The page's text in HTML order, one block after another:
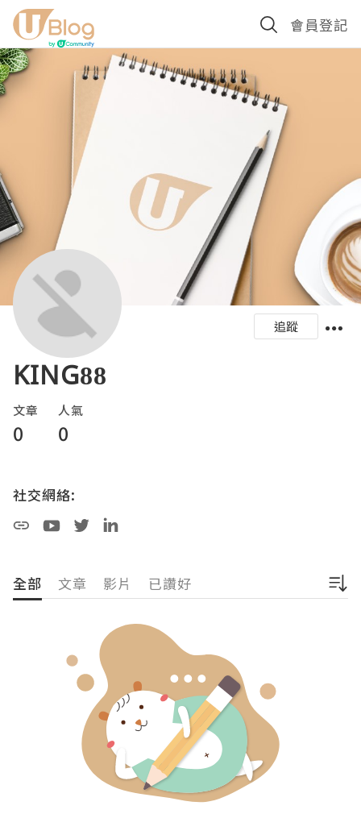
會員登記
追蹤
KING88
文章
0
人氣
0
社交網絡:
全部 文章 影片 已讚好